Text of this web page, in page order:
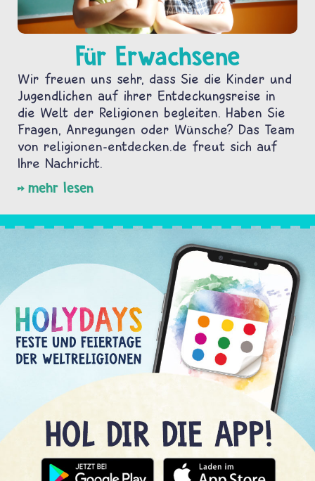
Für Erwachsene
Wir freuen uns sehr, dass Sie die Kinder und
Jugendlichen auf ihrer Entdeckungsreise in
die Welt der Religionen begleiten. Haben Sie
Fragen, Anregungen oder Wünsche? Das Team
von religionen-entdecken.de freut sich auf
Ihre Nachricht.
mehr lesen